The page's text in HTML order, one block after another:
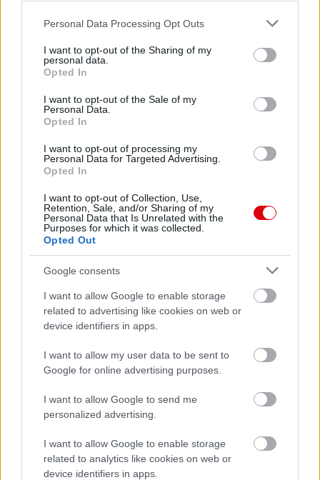
Please note that this website/app uses one or more Google
not limited to your visit or usage behaviour. You may click to
grant or deny consent to Google and its third-party tags to
use your data for below specified purposes in below Google
consent section.
Personal Data Processing Opt Outs
I want to opt-out of the Sharing of my
personal data.
Opted In
I want to opt-out of the Sale of my
Personal Data.
Opted In
I want to opt-out of processing my
Personal Data for Targeted Advertising.
Opted In
I want to opt-out of Collection, Use,
Retention, Sale, and/or Sharing of my
Personal Data that Is Unrelated with the
Purposes for which it was collected.
Opted Out
Google consents
I want to allow Google to enable storage
related to advertising like cookies on web or
device identifiers in apps.
I want to allow my user data to be sent to
Google for online advertising purposes.
I want to allow Google to send me
personalized advertising.
I want to allow Google to enable storage
related to analytics like cookies on web or
device identifiers in apps.